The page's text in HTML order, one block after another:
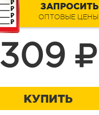
ЗАПРОСИТЬ
ОПТОВЫЕ ЦЕНЫ
309
КУПИТЬ